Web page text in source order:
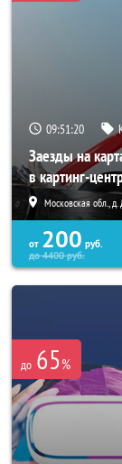
09:51:19
Заезды на
в картинг-
Московская обл.,
от 200 руб.
до4400руб.
до 65%